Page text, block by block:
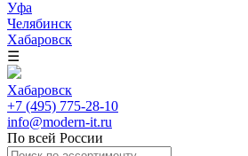
Уфа
Челябинск
Хабаровск
☰
Хабаровск
+7 (495) 775-28-10
info@modern-it.ru
По всей России